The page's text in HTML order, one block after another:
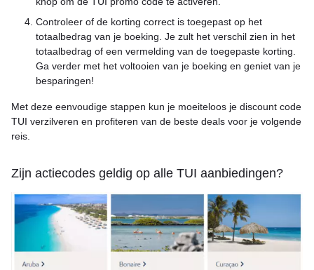
Controleer of de korting correct is toegepast op het
totaalbedrag van je boeking. Je zult het verschil zien in het
totaalbedrag of een vermelding van de toegepaste korting.
Ga verder met het voltooien van je boeking en geniet van je
besparingen!
Met deze eenvoudige stappen kun je moeiteloos je discount code
TUI verzilveren en profiteren van de beste deals voor je volgende
reis.
Zijn actiecodes geldig op alle TUI aanbiedingen?